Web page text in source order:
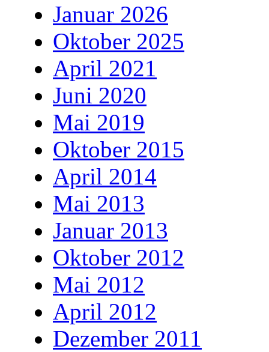
Januar 2026
Oktober 2025
April 2021
Juni 2020
Mai 2019
Oktober 2015
April 2014
Mai 2013
Januar 2013
Oktober 2012
Mai 2012
April 2012
Dezember 2011